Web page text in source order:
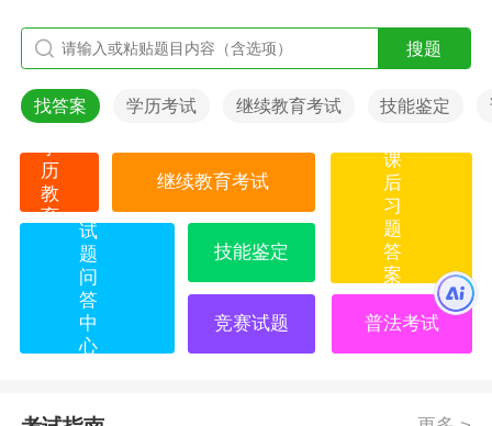
搜题
找答案 学历考试 继续教育考试 技能鉴定
历
教
育
继续教育考试
课
后
习
题
答
案
试
题
问
答
中
心
技能鉴定
竞赛试题 普法考试